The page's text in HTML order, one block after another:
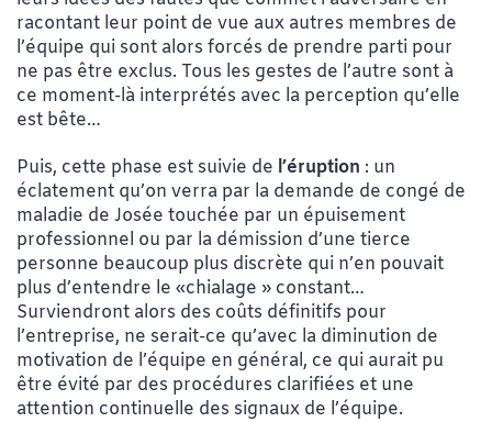
racontant leur point de vue aux autres membres de
l’équipe qui sont alors forcés de prendre parti pour
ne pas être exclus. Tous les gestes de l’autre sont à
ce moment-là interprétés avec la perception qu’elle
est bête…
Puis, cette phase est suivie de l’éruption : un
éclatement qu’on verra par la demande de congé de
maladie de Josée touchée par un épuisement
professionnel ou par la démission d’une tierce
personne beaucoup plus discrète qui n’en pouvait
plus d’entendre le «chialage » constant…
Surviendront alors des coûts définitifs pour
l’entreprise, ne serait-ce qu’avec la diminution de
motivation de l’équipe en général, ce qui aurait pu
être évité par des procédures clarifiées et une
attention continuelle des signaux de l’équipe.